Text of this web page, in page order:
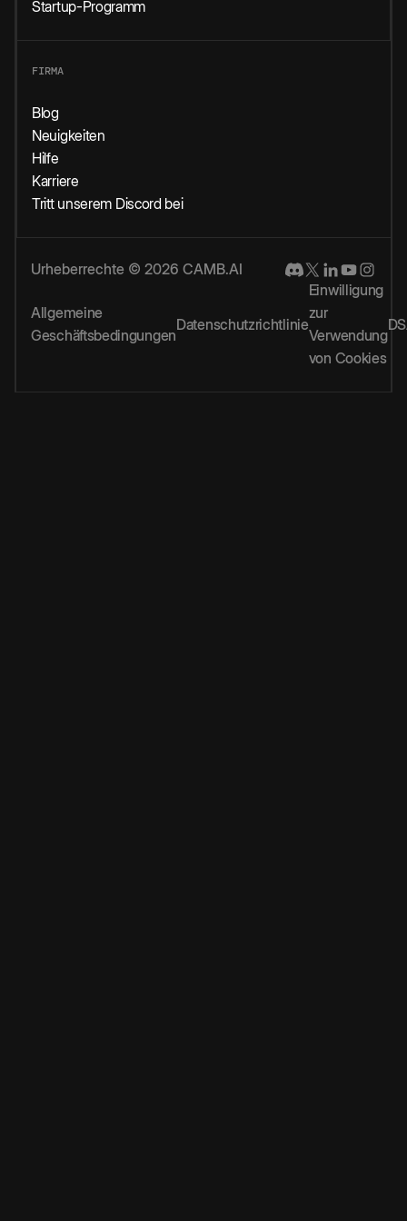
Startup-Programm
FIRMA
Blog
Neuigkeiten
Hilfe
Karriere
Tritt unserem Discord bei
Urheberrechte © 2026 CAMB.AI
Allgemeine
Geschäftsbedingungen
Datenschutzrichtlinie
Einwilligung
zur
Verwendung
von Cookies